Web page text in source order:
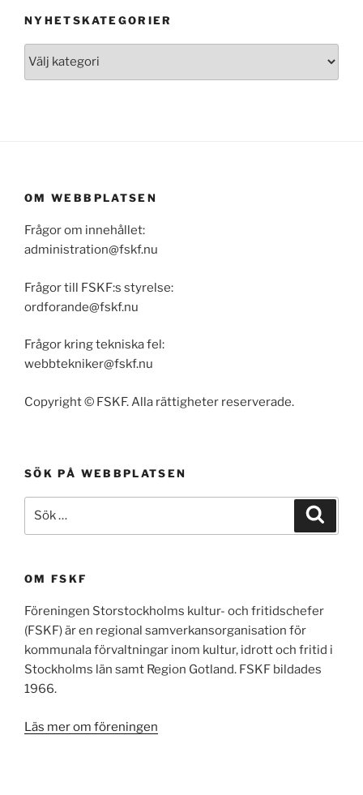
NYHETSKATEGORIER
OM WEBBPLATSEN
Frågor om innehållet:
administration@fskf.nu
Frågor till FSKF:s styrelse:
ordforande@fskf.nu
Frågor kring tekniska fel:
webbtekniker@fskf.nu
Copyright © FSKF. Alla rättigheter reserverade.
SÖK PÅ WEBBPLATSEN
efter:
OM FSKF
Föreningen Storstockholms kultur- och fritidschefer
(FSKF) är en regional samverkansorganisation för
kommunala förvaltningar inom kultur, idrott och fritid i
Stockholms län samt Region Gotland. FSKF bildades
1966.
Läs mer om föreningen